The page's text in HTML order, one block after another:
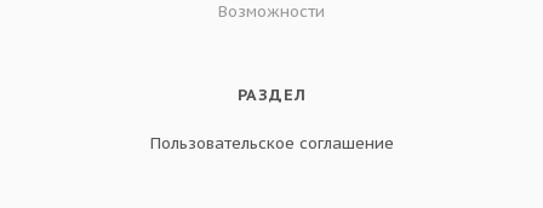
Возможности
РАЗДЕЛ
Пользовательское соглашение